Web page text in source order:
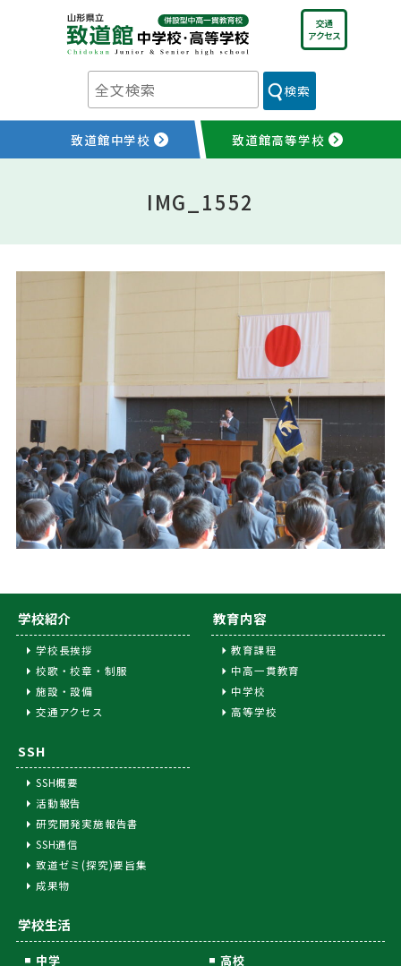
交通
アクセス
致道館中学校 致道館高等学校
検索
IMG_1552
学校紹介
学校長挨拶
校歌・校章・制服
施設・設備
交通アクセス
教育内容
教育課程
中高一貫教育
中学校
高等学校
SSH
SSH概要
活動報告
研究開発実施報告書
SSH通信
致道ゼミ(探究)要旨集
成果物
学校生活
中学 高校